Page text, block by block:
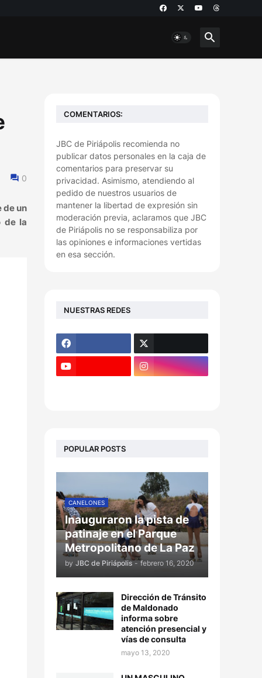
0
de un
de la
COMENTARIOS:
JBC de Piriápolis recomienda no
publicar datos personales en la caja de
comentarios para preservar su
privacidad. Asimismo, atendiendo al
pedido de nuestros usuarios de
mantener la libertad de expresión sin
moderación previa, aclaramos que JBC
de Piriápolis no se responsabiliza por
las opiniones e informaciones vertidas
en esa sección.
NUESTRAS REDES
POPULAR POSTS
CANELONES
Inauguraron la pista de
patinaje en el Parque
Metropolitano de La Paz
by JBC de Piriápolis - febrero 16, 2020
Dirección de Tránsito
de Maldonado
informa sobre
atención presencial y
vías de consulta
mayo 13, 2020